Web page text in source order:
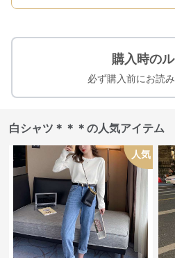
購入時の
必ず購入前にお読み
白シャツ＊＊＊の人気アイテム
人気